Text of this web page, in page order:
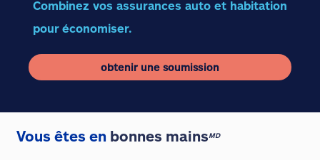
Combinez vos assurances auto et habitation
pour économiser.
obtenir une soumission
Vous êtes en bonnes mainsMD